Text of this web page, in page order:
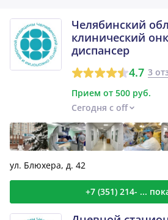
Челябинский
клинический
диспансер
4.7 3
Прием от 500 руб.
Сегодня с off
ул. Блюхера, д. 42
+7 (351) 214- ...